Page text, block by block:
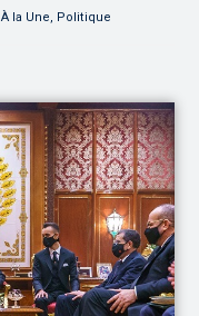
À la Une, Politique